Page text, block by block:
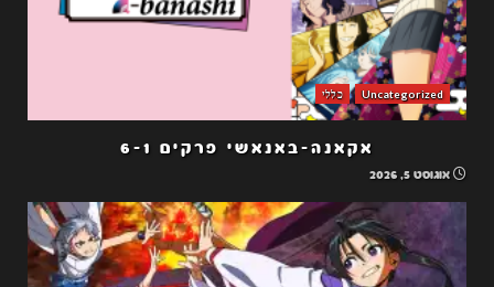
Uncategorized כללי
אקאנה-באנאשי פרקים 6-1
אוגוסט 5, 2026